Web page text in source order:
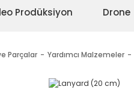
Prodüksiyon Drone
Parçalar Yardımcı Malzemeler